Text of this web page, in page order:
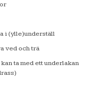
i (ylle)underställ
ved och trä
ta med ett underlakan